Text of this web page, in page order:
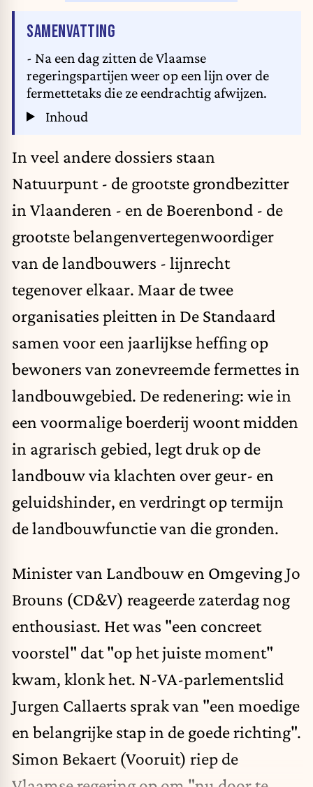
SAMENVATTING
- Na een dag zitten de Vlaamse
regeringspartijen weer op een lijn over de
fermettetaks die ze eendrachtig afwijzen.
Inhoud
In veel andere dossiers staan
Natuurpunt - de grootste grondbezitter
in Vlaanderen - en de Boerenbond - de
grootste belangenvertegenwoordiger
van de landbouwers - lijnrecht
tegenover elkaar. Maar de twee
organisaties pleitten in De Standaard
samen voor een jaarlijkse heffing op
bewoners van zonevreemde fermettes in
landbouwgebied. De redenering: wie in
een voormalige boerderij woont midden
in agrarisch gebied, legt druk op de
landbouw via klachten over geur- en
geluidshinder, en verdringt op termijn
de landbouwfunctie van die gronden.
Minister van Landbouw en Omgeving Jo
Brouns (CD&V) reageerde zaterdagnog
enthousiast. Het was "een concreet
voorstel" dat "op het juiste moment"
kwam, klonk het. N-VA-parlementslid
Jurgen Callaerts sprak van "een moedige
en belangrijke stap in de goede richting".
Simon Bekaert (Vooruit) riep de